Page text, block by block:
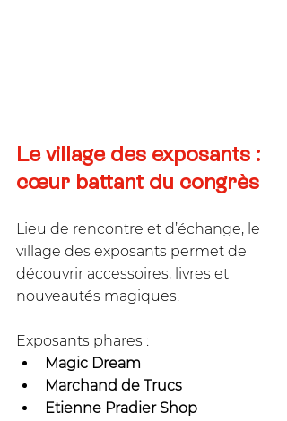
Le village des exposants :
cœur battant du congrès
Lieu de rencontre et d’échange, le
village des exposants permet de
découvrir accessoires, livres et
nouveautés magiques.
Exposants phares :
Magic Dream
Marchand de Trucs
Etienne Pradier Shop